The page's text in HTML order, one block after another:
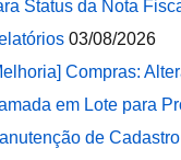
Status da Nota
03/08/2026
Compras:
em Lote para
de